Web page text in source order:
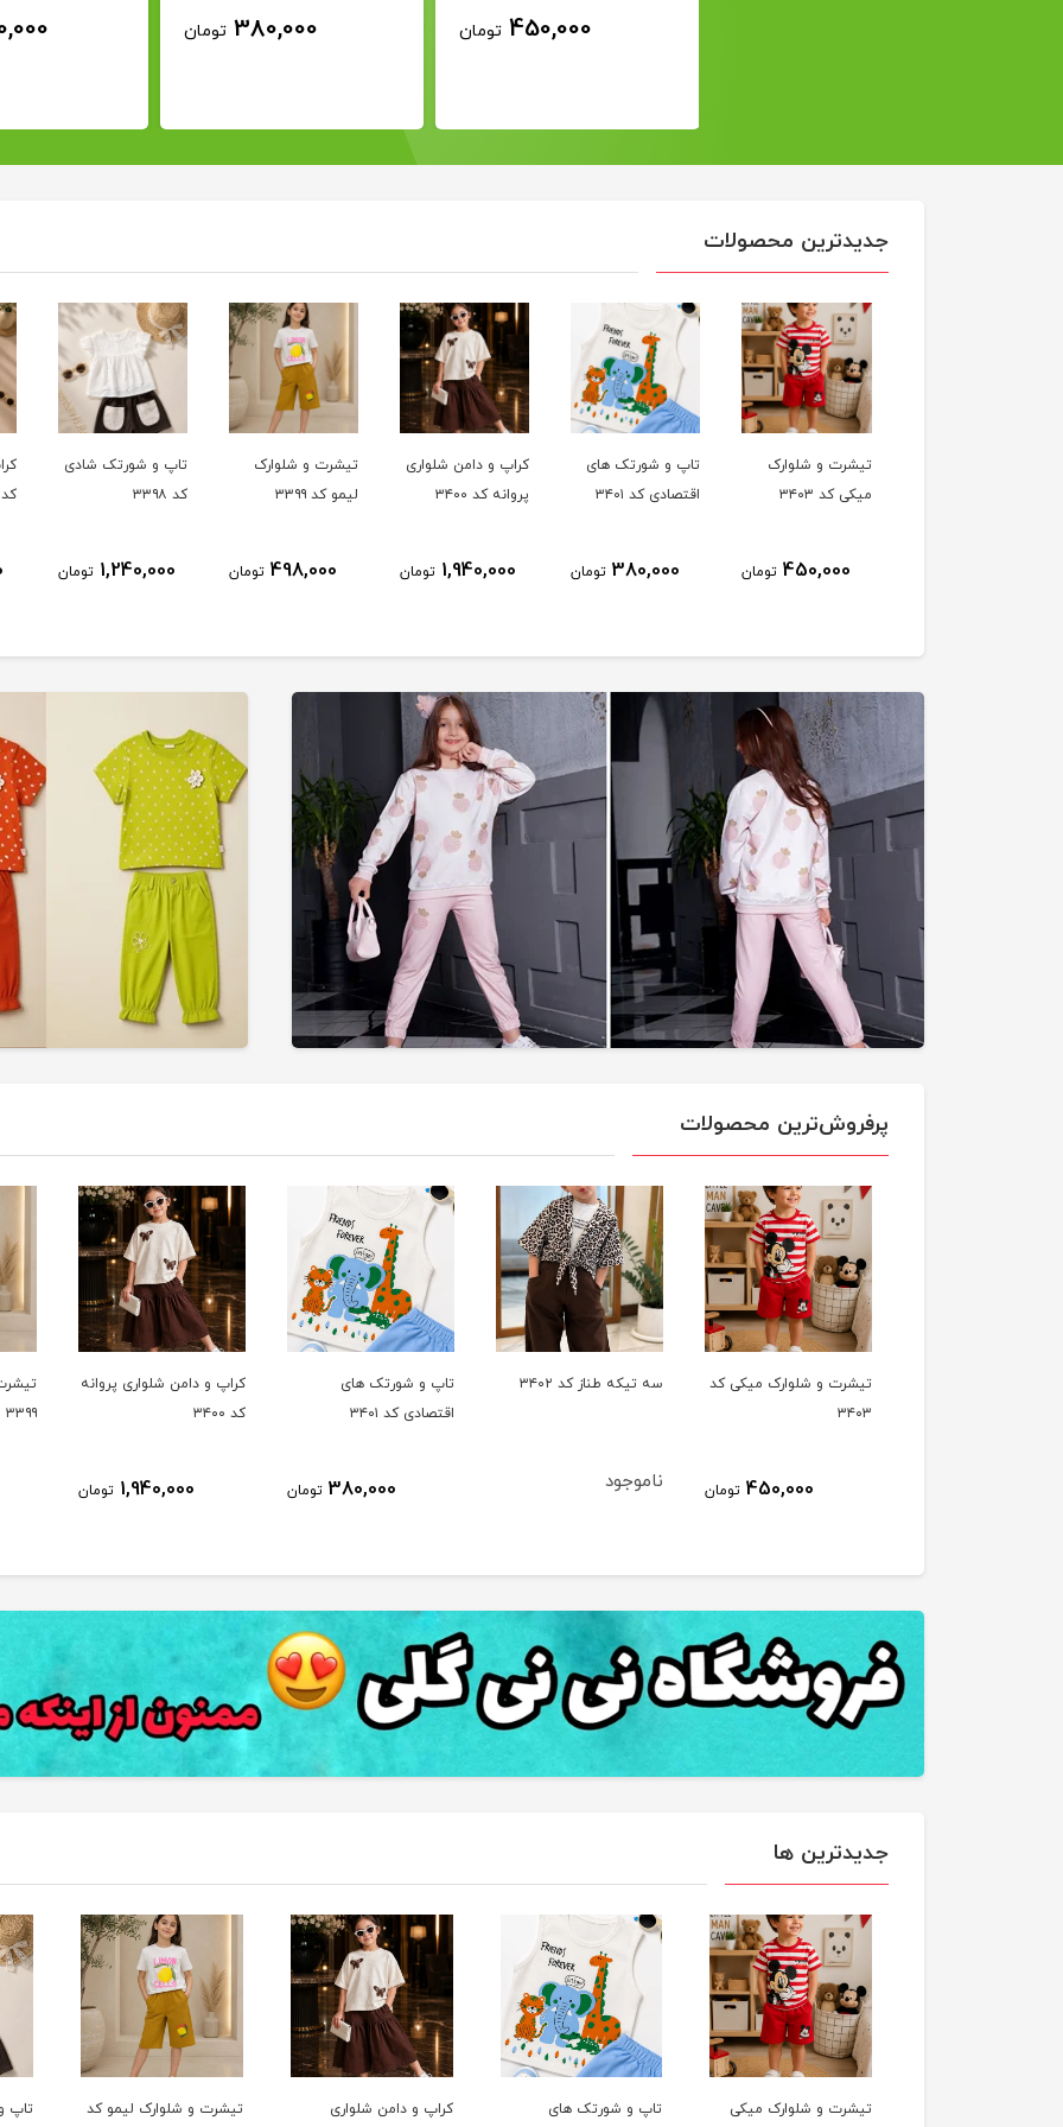
450,000 تومان 380,000 تومان
جدیدترین محصولات
تیشرت و شلوارک
میکی کد ۳۴۰۳
450,000 تومان
تاپ و شورتک های
اقتصادی کد ۳۴۰۱
380,000 تومان
کراپ و دامن شلواری
پروانه کد ۳۴۰۰
1,940,000 تومان
تیشرت و شلوارک
لیمو کد ۳۳۹۹
498,000 تومان
تاپ و شورتک شادی
کد ۳۳۹۸
1,240,000 تومان
کد
پرفروش‌ترین محصولات
تیشرت و شلوارک میکی کد
۳۴۰۳
450,000 تومان
سه تیکه طناز کد ۳۴۰۲
ناموجود
تاپ و شورتک های
اقتصادی کد ۳۴۰۱
380,000 تومان
کراپ و دامن شلواری پروانه
کد ۳۴۰۰
1,940,000 تومان
۳۳۹۹
جدیدترین ها
تیشرت و شلوارک میکی تاپ و شورتک های کراپ و دامن شلواری تیشرت و شلوارک لیمو کد تاپ